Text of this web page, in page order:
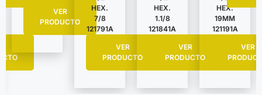
VER
PRODUCTO
HEX.
7/8
121791A
VER
PRODUCTO
HEX.
1.1/8
121841A
VER
PRODUCTO
HEX.
19MM
121191A
VER